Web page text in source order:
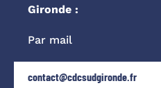
Gironde :
Par mail
contact@cdcsudgironde.fr